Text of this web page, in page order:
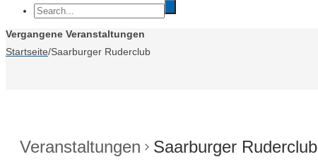
Vergangene Veranstaltungen
Startseite/Saarburger Ruderclub
Veranstaltungen Saarburger Ruderclub